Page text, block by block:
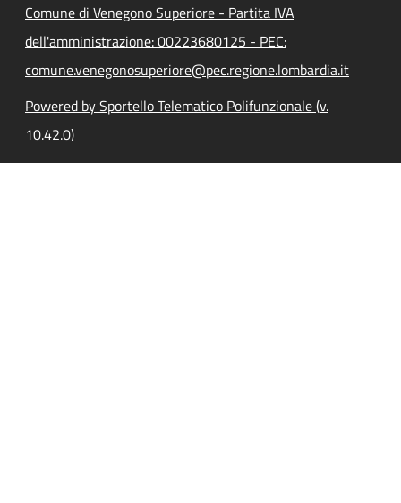
Comune di Venegono Superiore - Partita IVA
dell'amministrazione: 00223680125 - PEC:
comune.venegonosuperiore@pec.regione.lombardia.it
Powered by Sportello Telematico Polifunzionale (v.
10.42.0)